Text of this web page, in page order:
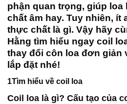
phận quan trọng, giúp loa
chất âm hay. Tuy nhiên, ít
thực chất là gì. Vậy hãy
Hằng tìm hiểu ngay coil
thay đổi côn loa đơn giản
lắp đặt nhé!
1Tìm hiểu về coil loa
Coil loa là gì? Cấu tạo của